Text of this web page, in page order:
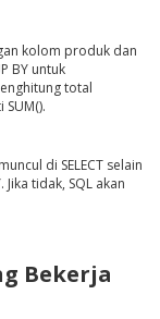
kolom produk dan
BY untuk
total
di SELECT selain
tidak, SQL akan
Bekerja